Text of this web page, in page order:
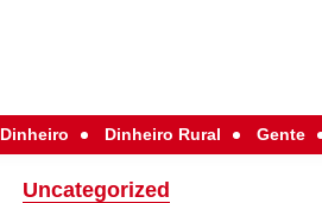
Dinheiro Dinheiro Rural Gente
Uncategorized